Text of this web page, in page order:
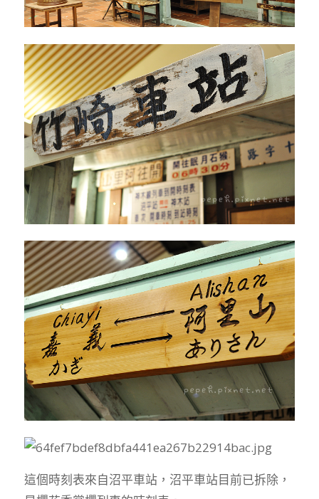
這個時刻表來自沼平車站，沼平車站目前已拆除，